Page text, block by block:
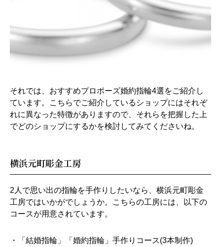
それでは、おすすめプロポーズ婚約指輪4選をご紹介し
ています。こちらでご紹介しているショップにはそれぞ
れに異なった特徴がありますので、それらを把握した上
でどのショップにするかを検討してみてくださいね。
横浜元町彫金工房
2人で思い出の指輪を手作りしたいなら、横浜元町彫金
工房ではいかがでしょうか。こちらの工房には、以下の
コースが用意されています。
・「結婚指輪」「婚約指輪」手作りコース(3本制作)